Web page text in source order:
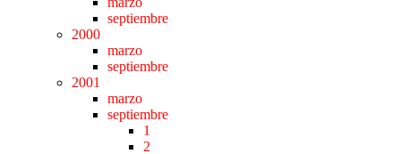
septiembre
2000
marzo
septiembre
2001
marzo
septiembre
1
2